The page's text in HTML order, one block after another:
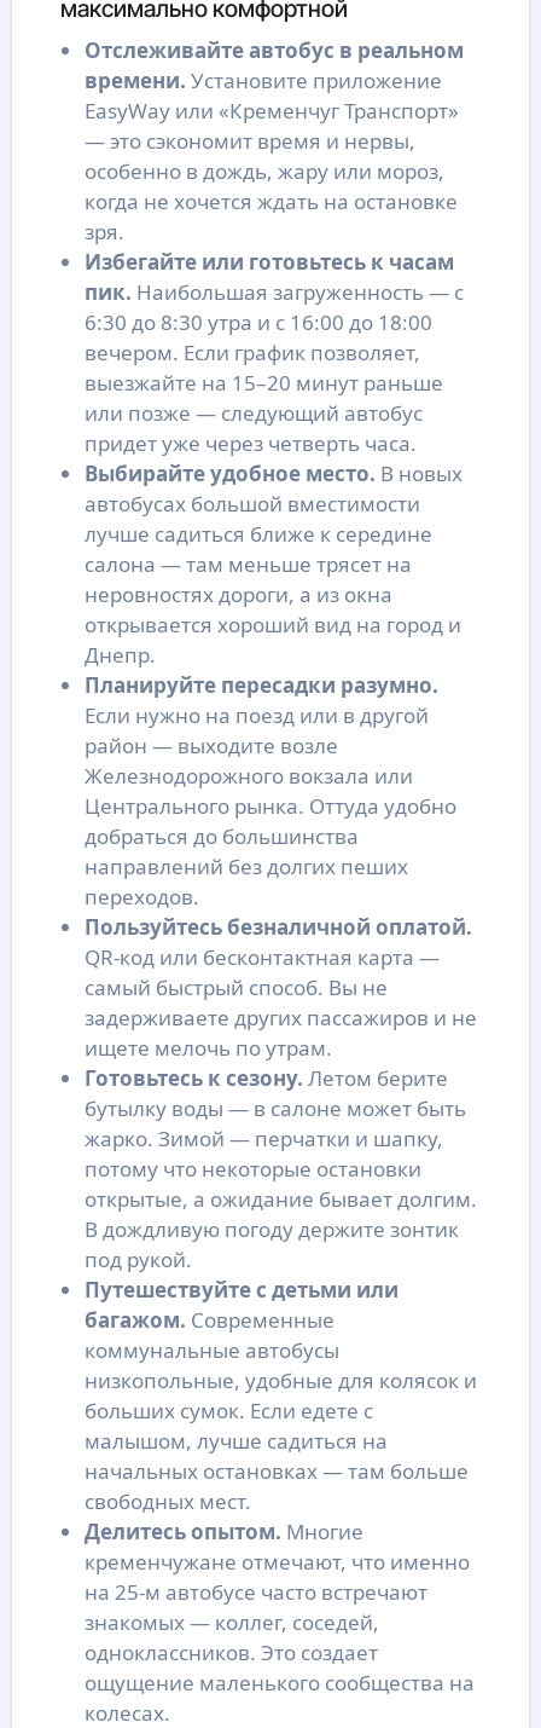
максимально комфортной
Отслеживайте автобус в реальном
времени. Установите приложение
EasyWay или «Кременчуг Транспорт»
— это сэкономит время и нервы,
особенно в дождь, жару или мороз,
когда не хочется ждать на остановке
зря.
Избегайте или готовьтесь к часам
пик. Наибольшая загруженность — с
6:30 до 8:30 утра и с 16:00 до 18:00
вечером. Если график позволяет,
выезжайте на 15–20 минут раньше
или позже — следующий автобус
придет уже через четверть часа.
Выбирайте удобное место. В новых
автобусах большой вместимости
лучше садиться ближе к середине
салона — там меньше трясет на
неровностях дороги, а из окна
открывается хороший вид на город и
Днепр.
Планируйте пересадки разумно.
Если нужно на поезд или в другой
район — выходите возле
Железнодорожного вокзала или
Центрального рынка. Оттуда удобно
добраться до большинства
направлений без долгих пеших
переходов.
Пользуйтесь безналичной оплатой.
QR-код или бесконтактная карта —
самый быстрый способ. Вы не
задерживаете других пассажиров и не
ищете мелочь по утрам.
Готовьтесь к сезону. Летом берите
бутылку воды — в салоне может быть
жарко. Зимой — перчатки и шапку,
потому что некоторые остановки
открытые, а ожидание бывает долгим.
В дождливую погоду держите зонтик
под рукой.
Путешествуйте с детьми или
багажом. Современные
коммунальные автобусы
низкопольные, удобные для колясок и
больших сумок. Если едете с
малышом, лучше садиться на
начальных остановках — там больше
свободных мест.
Делитесь опытом. Многие
кременчужане отмечают, что именно
на 25-м автобусе часто встречают
знакомых — коллег, соседей,
одноклассников. Это создает
ощущение маленького сообщества на
колесах.